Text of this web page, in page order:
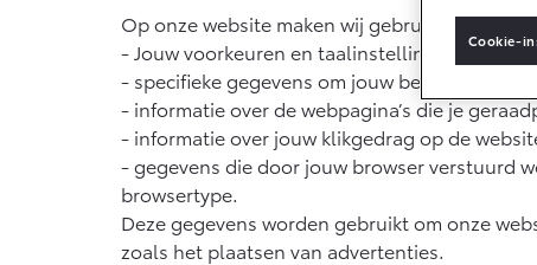
Abonnementen
Multimedia
Connected check
Navigatie updates
Op onze website maken wij gebruik van
- Jouw voorkeuren en taalinstellingen van je
- specifieke gegevens om jouw bezoek aan de
- informatie over de webpagina’s die je
- informatie over jouw klikgedrag op de
- gegevens die door jouw browser verstuurd
browsertype.
Deze gegevens worden gebruikt om onze
zoals het plaatsen van advertenties.
Cookie-